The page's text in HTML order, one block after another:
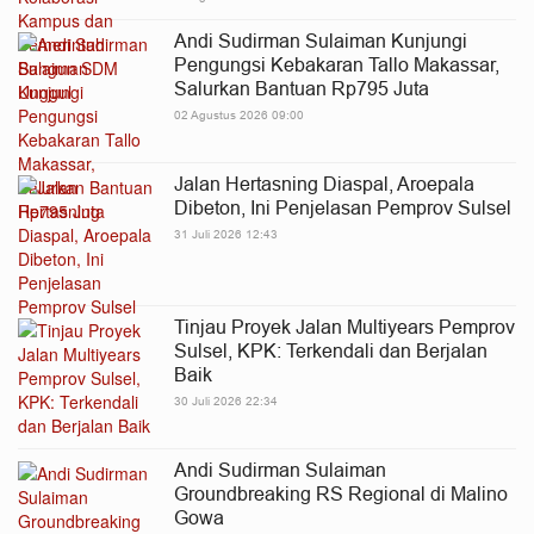
Andi Sudirman Sulaiman Kunjungi
Pengungsi Kebakaran Tallo Makassar,
Salurkan Bantuan Rp795 Juta
02 Agustus 2026 09:00
Jalan Hertasning Diaspal, Aroepala
Dibeton, Ini Penjelasan Pemprov Sulsel
31 Juli 2026 12:43
Tinjau Proyek Jalan Multiyears Pemprov
Sulsel, KPK: Terkendali dan Berjalan
Baik
30 Juli 2026 22:34
Andi Sudirman Sulaiman
Groundbreaking RS Regional di Malino
Gowa